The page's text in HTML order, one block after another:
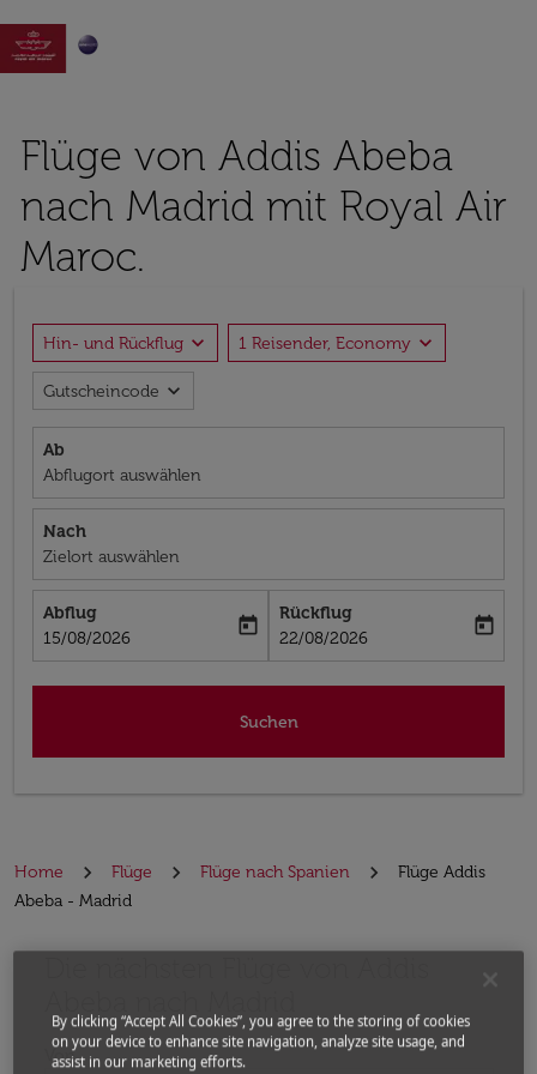

Flüge von Addis Abeba
nach Madrid mit Royal Air
Maroc.
Hin- und Rückflug expand_more 1 Reisender, Economy expand_more
Gutscheincode expand_more
Ab
Abflugort auswählen
Nach
Zielort auswählen
Abflug
fc-booking-departure-date-aria-label
15/08/2026
today
Rückflug
fc-booking-return-date-aria-label
22/08/2026
today
Suchen
Home Flüge Flüge nach Spanien
Flüge Addis
Abeba - Madrid
Von
By clicking “Accept All Cookies”, you agree to the storing of cookies
on your device to enhance site navigation, analyze site usage, and
assist in our marketing efforts.